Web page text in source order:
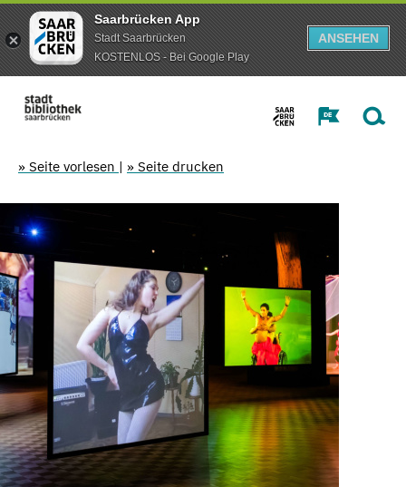
Saarbrücken App
Stadt Saarbrücken
KOSTENLOS - Bei Google Play
ANSEHEN
» Seite vorlesen | » Seite drucken